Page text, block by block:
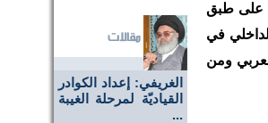
الغريفي: إعداد الكوادر
القياديّة لمرحلة الغيبة
...
على طبق
في
ومن